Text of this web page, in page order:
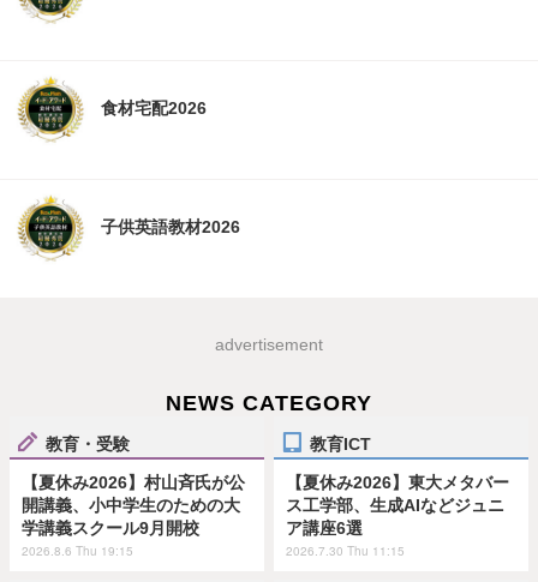
食材宅配2026
子供英語教材2026
advertisement
NEWS CATEGORY
教育・受験
【夏休み2026】村山斉氏が公
開講義、小中学生のための大
学講義スクール9月開校
2026.8.6 Thu 19:15
教育ICT
【夏休み2026】東大メタバー
ス工学部、生成AIなどジュニ
ア講座6選
2026.7.30 Thu 11:15